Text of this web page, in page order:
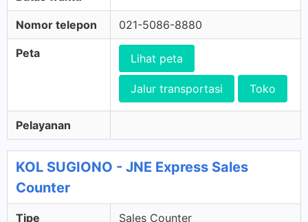
Nomor telepon 021-5086-8880
Peta Lihat peta
Jalur transportasi Toko
Pelayanan
KOL SUGIONO - JNE Express Sales
Counter
Tipe Sales Counter